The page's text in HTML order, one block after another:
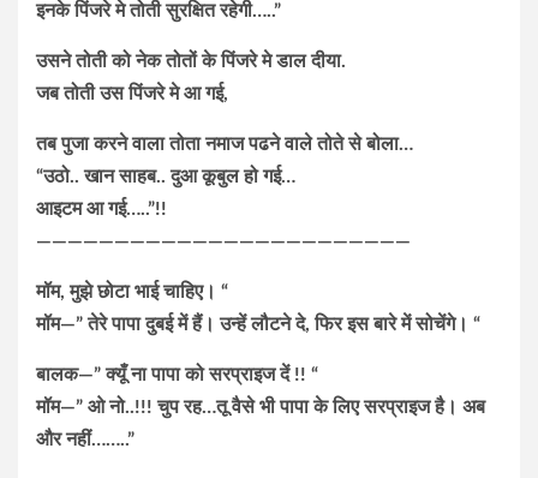
इनके पिंजरे मे तोती सुरक्षित रहेगी…..”
उसने तोती को नेक तोतों के पिंजरे मे डाल दीया.
जब तोती उस पिंजरे मे आ गई,
तब पुजा करने वाला तोता नमाज पढने वाले तोते से बोला…
“उठो.. खान साहब.. दुआ कूबुल हो गई…
आइटम आ गई…..”!!
————————————————————————
मॉम, मुझे छोटा भाई चाहिए। “
मॉम—” तेरे पापा दुबई में हैं। उन्हें लौटने दे, फिर इस बारे में सोचेंगे। “
बालक—” क्यूँ ना पापा को सरप्राइज दें !! “
मॉम—” ओ नो..!!! चुप रह…तू वैसे भी पापा के लिए सरप्राइज है। अब
और नहीं……..”